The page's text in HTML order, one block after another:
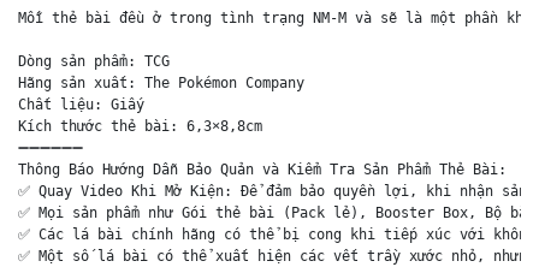
Mỗi thẻ bài đều ở trong tình trạng NM-M và sẽ là một phần
Dòng sản phẩm: TCG
Hãng sản xuất: The Pokémon Company
Chất liệu: Giấy
Kích thước thẻ bài: 6,3×8,8cm
➖➖➖➖➖➖
Thông Báo Hướng Dẫn Bảo Quản và Kiểm Tra Sản Phẩm Thẻ Bài:
✅ Quay Video Khi Mở Kiện: Để đảm bảo quyền lợi, khi nhận
✅ Mọi sản phẩm như Gói thẻ bài (Pack lẻ), Booster Box, Bộ
✅ Các lá bài chính hãng có thể bị cong khi tiếp xúc với
✅ Một số lá bài có thể xuất hiện các vết trầy xước nhỏ,